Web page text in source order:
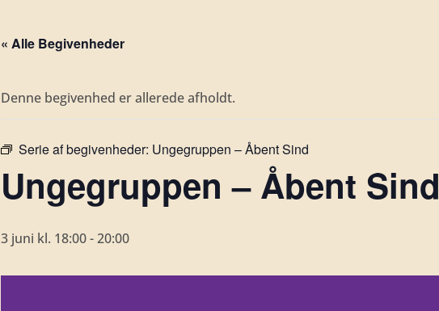
« Alle Begivenheder
Denne begivenhed er allerede afholdt.
Serie af begivenheder: Ungegruppen – Åbent Sind
Ungegruppen – Åbent Sind
3 juni kl. 18:00-20:00